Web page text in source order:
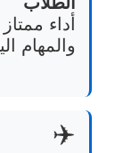
أداء
والمهام
✈️